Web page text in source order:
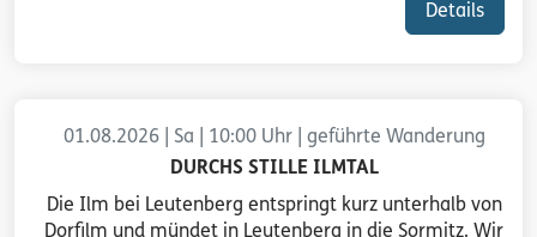
Details
01.08.2026 | Sa | 10:00 Uhr | geführte Wanderung
DURCHS STILLE ILMTAL
Die Ilm bei Leutenberg entspringt kurz unterhalb von
Dorfilm und mündet in Leutenberg in die Sormitz. Wir